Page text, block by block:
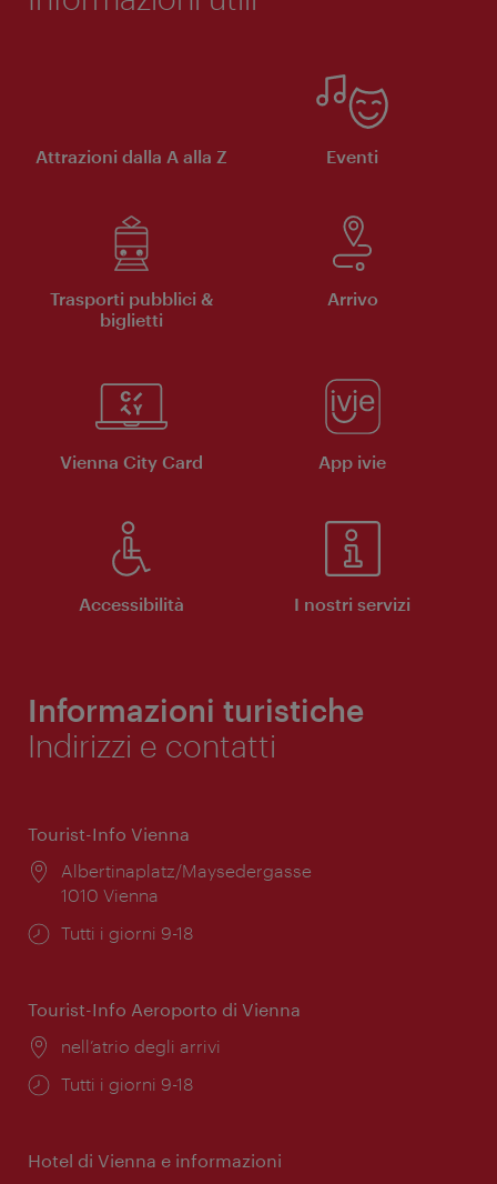
Attrazioni dalla A alla Z Eventi
Trasporti pubblici &
biglietti
Arrivo
Vienna City Card App ivie
Accessibilità I nostri servizi
Informazioni turistiche
Indirizzi e contatti
Tourist-Info Vienna
Posizione:
Albertinaplatz/Maysedergasse
1010 Vienna
Orari
Tutti i giorni 9-18
Tourist-Info Aeroporto di Vienna
Posizione:
nell’atrio degli arrivi
Orari
Tutti i giorni 9-18
Hotel di Vienna e informazioni